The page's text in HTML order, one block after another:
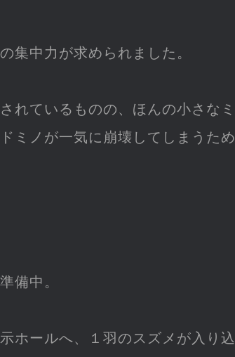
集中力が求められました。
れているものの、ほんの小さなミ
ミノが一気に崩壊してしまうため
備中。
ホールへ、１羽のスズメが入り込